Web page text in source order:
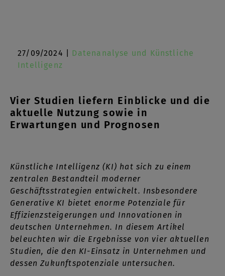
27/09/2024 | Datenanalyse und Künstliche
Intelligenz
Vier Studien liefern Einblicke und die
aktuelle Nutzung sowie in
Erwartungen und Prognosen
Künstliche Intelligenz (KI) hat sich zu einem
zentralen Bestandteil moderner
Geschäftsstrategien entwickelt. Insbesondere
Generative KI bietet enorme Potenziale für
Effizienzsteigerungen und Innovationen in
deutschen Unternehmen. In diesem Artikel
beleuchten wir die Ergebnisse von vier aktuellen
Studien, die den KI-Einsatz in Unternehmen und
dessen Zukunftspotenziale untersuchen.